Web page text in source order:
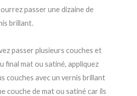
passer une dizaine de
brillant.
passer plusieurs couches et
final mat ou satiné, appliquez
couches avec un vernis brillant
couche de mat ou satiné car ils